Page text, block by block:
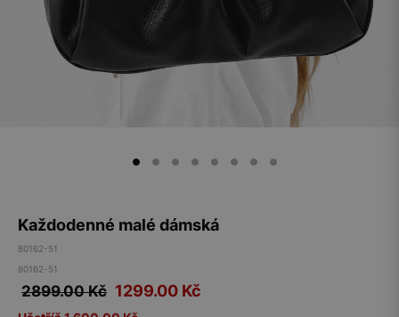
Každodenné malé dámská
80162-51
80162-51
2899.00 Kč 1299.00 Kč